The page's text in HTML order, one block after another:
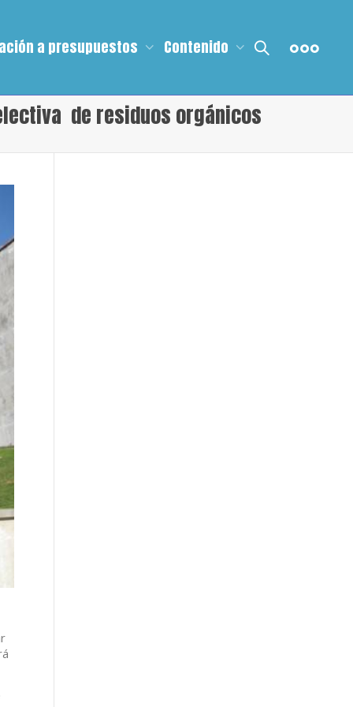
a presupuestos Contenido
de residuos orgánicos